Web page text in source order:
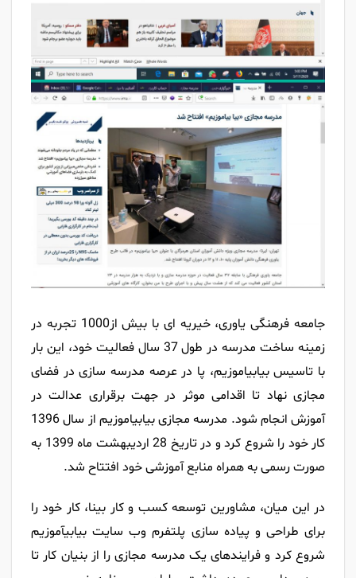
جامعه فرهنگی یاوری، خیریه ای با بیش از1000 تجربه در
زمینه ساخت مدرسه در طول 37 سال فعالیت خود، این بار
با تاسیس بیابیاموزیم، پا در عرصه مدرسه سازی در فضای
مجازی نهاد تا اقدامی موثر در جهت برقراری عدالت در
آموزش انجام شود. مدرسه مجازی بیابیاموزیم از سال 1396
کار خود را شروع کرد و در تاریخ 28 اردیبهشت ماه 1399 به
صورت رسمی به همراه منابع آموزشی خود افتتاح شد.
در این میان، مشاورین توسعه کسب و کار بینا، کار خود را
برای طراحی و پیاده سازی پلتفرم وب سایت بیابیآموزیم
شروع کرد و فرایندهای یک مدرسه مجازی را از بنیان کار تا